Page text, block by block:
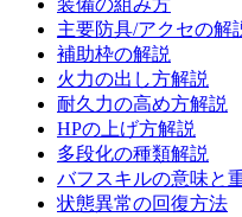
装備の組み方
主要防具/アクセの解
補助枠の解説
火力の出し方解説
耐久力の高め方解説
HPの上げ方解説
多段化の種類解説
バフスキルの意味と
状態異常の回復方法